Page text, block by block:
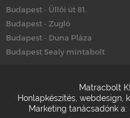
Budapest - Üllői út 81.
Budapest - Zugló
Budapest - Duna Pláza
Budapest Sealy mintabolt
Matracbolt
Honlapkészítés webdesign
Marketing tanácsadónk a: